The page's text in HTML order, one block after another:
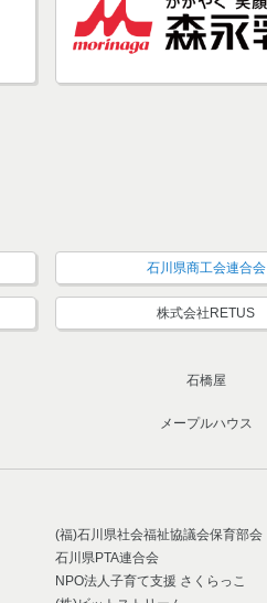
石川県商工会連合会
株式会社RETUS
石橋屋
メープルハウス
(福)石川県社会福祉協議会保育部会
石川県PTA連合会
NPO法人子育て支援 さくらっこ